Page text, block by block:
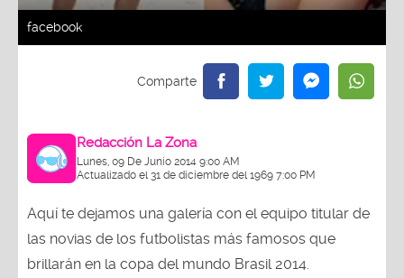
facebook
Redacción La Zona
Lunes, 09 De Junio 2014 9:00 AM
Actualizado el 31 de diciembre del 1969 7:00 PM
Aquí te dejamos una galería con el equipo titular de
las novias de los futbolistas más famosos que
brillarán en la copa del mundo Brasil 2014.